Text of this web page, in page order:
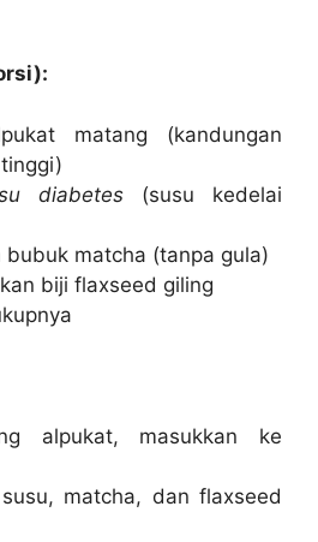
matang (kandungan
diabetes (susu kedelai
bubuk matcha (tanpa gula)
biji flaxseed giling
alpukat, masukkan ke
matcha, dan flaxseed